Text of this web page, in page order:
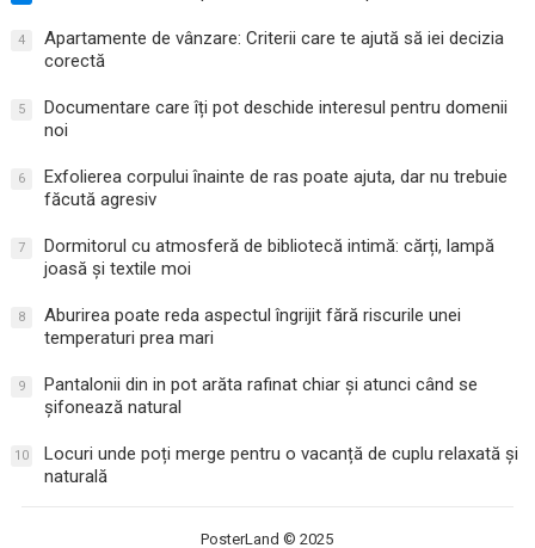
4
Apartamente de vânzare: Criterii care te ajută să iei decizia
corectă
5
Documentare care îți pot deschide interesul pentru domenii
noi
6
Exfolierea corpului înainte de ras poate ajuta, dar nu trebuie
făcută agresiv
7
Dormitorul cu atmosferă de bibliotecă intimă: cărți, lampă
joasă și textile moi
8
Aburirea poate reda aspectul îngrijit fără riscurile unei
temperaturi prea mari
9
Pantalonii din in pot arăta rafinat chiar și atunci când se
șifonează natural
10
Locuri unde poți merge pentru o vacanță de cuplu relaxată și
naturală
PosterLand © 2025